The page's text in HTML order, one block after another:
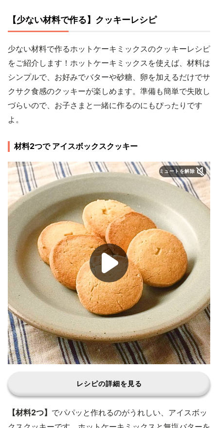
【少ない材料で作る】クッキーレシピ
少ない材料で作るホットケーキミックスのクッキーレシピ
をご紹介します！ホットケーキミックスを使えば、材料は
シンプルで、お好みでバターや砂糖、卵を加えるだけでサ
クサク食感のクッキーが楽しめます。準備も簡単で失敗し
づらいので、お子さまと一緒に作るのにもぴったりです
よ。
材料2つで アイスボックスクッキー
ミュートを解除
レシピの詳細を見る
【材料2つ】 でパパッと作れるのがうれしい、アイスボッ